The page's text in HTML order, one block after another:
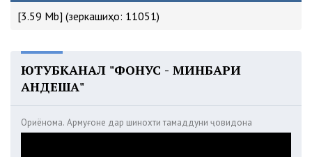
[3.59 Mb] (зеркашиҳо: 11051)
ЮТУБКАНАЛ "ФОНУС - МИНБАРИ
АНДЕША"
Ориёнома. Армуғоне дар шинохти тамаддуни ҷовидона